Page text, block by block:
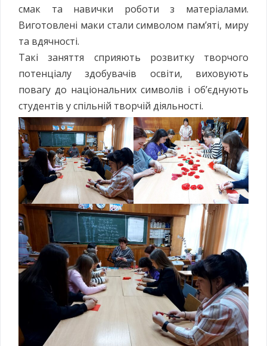
смак та навички роботи з матеріалами.
Виготовлені маки стали символом пам’яті, миру
та вдячності.
Такі заняття сприяють розвитку творчого
потенціалу здобувачів освіти, виховують
повагу до національних символів і об’єднують
студентів у спільній творчій діяльності.